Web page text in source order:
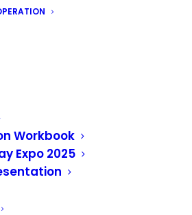
Workbook
Expo 2025
nasce il
sulla salute
africana